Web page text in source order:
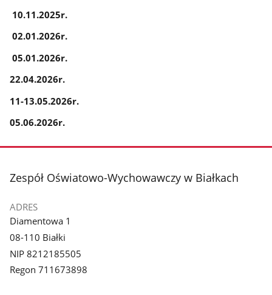
10.11.2025r.
02.01.2026r.
05.01.2026r.
22.04.2026r.
11-13.05.2026r.
05.06.2026r.
stopka
Zespół Oświatowo-Wychowawczy w Białkach
ADRES
Diamentowa 1
08-110 Białki
NIP 8212185505
Regon 711673898